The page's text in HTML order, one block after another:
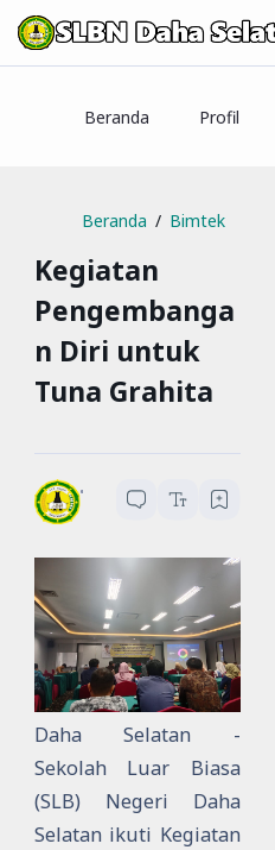
Beranda Profil
Beranda Bimtek
Kegiatan
Pengembanga
n Diri untuk
Tuna Grahita
SLBN Daha Selatan
menit baca
Daha Selatan -
Sekolah Luar Biasa
(SLB) Negeri Daha
Selatan ikuti Kegiatan